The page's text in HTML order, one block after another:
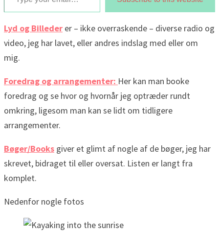
Lyd og Billeder er – ikke overraskende – diverse radio og
video, jeg har lavet, eller andres indslag med eller om
mig.
Foredrag og arrangementer: Her kan man booke
foredrag og se hvor og hvornår jeg optræder rundt
omkring, ligesom man kan se lidt om tidligere
arrangementer.
Bøger/Books giver et glimt af nogle af de bøger, jeg har
skrevet, bidraget til eller oversat. Listen er langt fra
komplet.
Nedenfor nogle fotos